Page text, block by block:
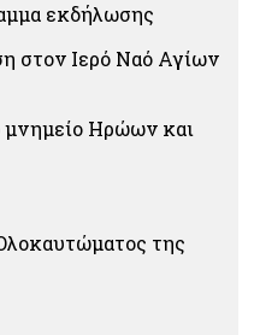
στον Ιερό Ναό Αγίων
Ηρώων και
της